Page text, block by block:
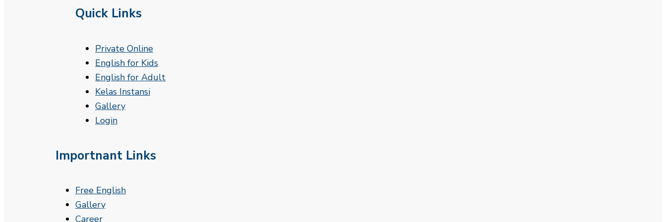
Quick Links
Private Online
English for Kids
English for Adult
Kelas Instansi
Gallery
Login
Importnant Links
Free English
Gallery
Career